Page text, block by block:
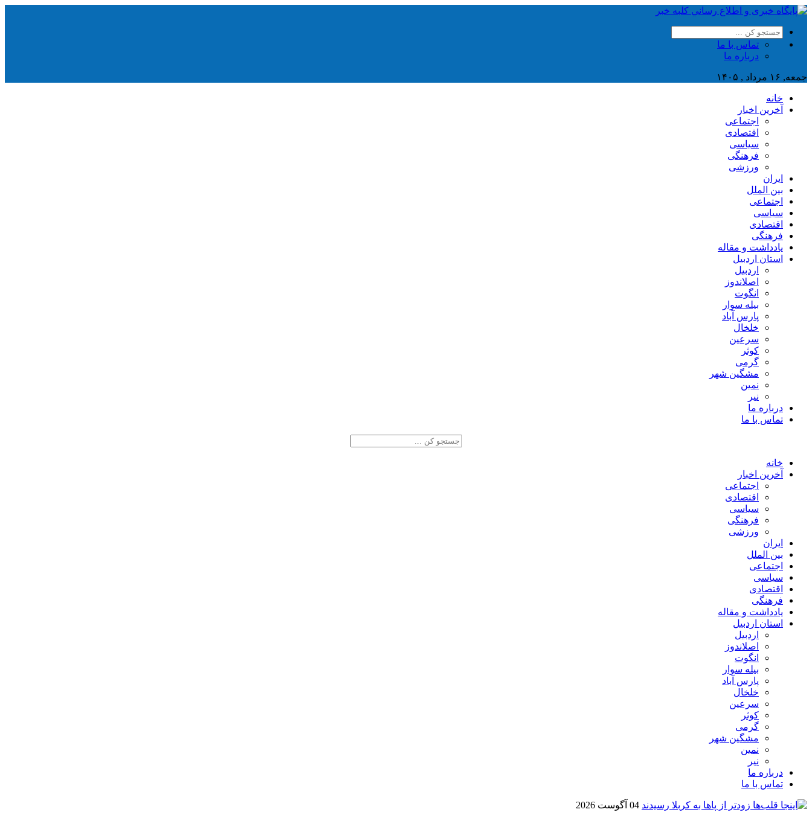
تماس با ما
درباره ما
جمعه, ۱۶ مرداد , ۱۴۰۵
خانه
آخرین اخبار
اجتماعی
اقتصادی
سیاسی
فرهنگی
ورزشی
ایران
بین الملل
اجتماعی
سیاسی
اقتصادی
فرهنگی
یادداشت و مقاله
استان اردبیل
اردبیل
اصلاندوز
انگوت
بیله سوار
پارس آباد
خلخال
سرعین
کوثر
گرمی
مشگین شهر
نمین
نیر
درباره ما
تماس با ما
خانه
آخرین اخبار
اجتماعی
اقتصادی
سیاسی
فرهنگی
ورزشی
ایران
بین الملل
اجتماعی
سیاسی
اقتصادی
فرهنگی
یادداشت و مقاله
استان اردبیل
اردبیل
اصلاندوز
انگوت
بیله سوار
پارس آباد
خلخال
سرعین
کوثر
گرمی
مشگین شهر
نمین
نیر
درباره ما
تماس با ما
04 آگوست 2026